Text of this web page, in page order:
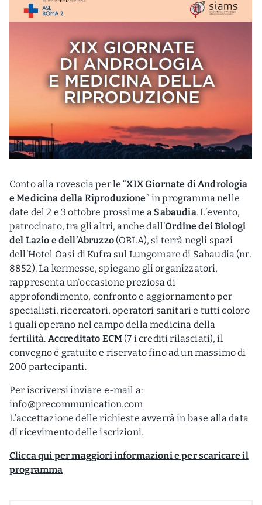
Conto alla rovescia per le “XIX Giornate di Andrologia
e Medicina della Riproduzione” in programma nelle
date del 2 e 3 ottobre prossime a Sabaudia. L’evento,
patrocinato, tra gli altri, anche dall’Ordine dei Biologi
del Lazio e dell’Abruzzo(OBLA), si terrà negli spazi
dell’Hotel Oasi di Kufra sul Lungomare di Sabaudia (nr.
8852). La kermesse, spiegano gli organizzatori,
rappresenta un’occasione preziosa di
approfondimento, confronto e aggiornamento per
specialisti, ricercatori, operatori sanitari e tutti coloro
i quali operano nel campo della medicina della
fertilità. Accreditato ECM (7 i crediti rilasciati), il
convegno è gratuito e riservato fino ad un massimo di
200 partecipanti.
Per iscriversi inviare e-mail a:
info@precommunication.com
L’accettazione delle richieste avverrà in base alla data
di ricevimento delle iscrizioni.
Clicca qui per maggiori informazioni e per scaricare il
programma